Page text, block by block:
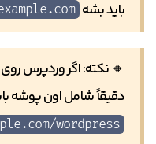
باید بشه
🔸 نکته: اگر وردپرس
دقیقاً شامل اون پوشه
wordpress